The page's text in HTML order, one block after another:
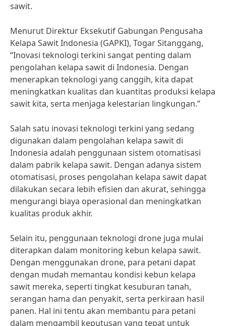
sawit.
Menurut Direktur Eksekutif Gabungan Pengusaha
Kelapa Sawit Indonesia (GAPKI), Togar Sitanggang,
“Inovasi teknologi terkini sangat penting dalam
pengolahan kelapa sawit di Indonesia. Dengan
menerapkan teknologi yang canggih, kita dapat
meningkatkan kualitas dan kuantitas produksi kelapa
sawit kita, serta menjaga kelestarian lingkungan.”
Salah satu inovasi teknologi terkini yang sedang
digunakan dalam pengolahan kelapa sawit di
Indonesia adalah penggunaan sistem otomatisasi
dalam pabrik kelapa sawit. Dengan adanya sistem
otomatisasi, proses pengolahan kelapa sawit dapat
dilakukan secara lebih efisien dan akurat, sehingga
mengurangi biaya operasional dan meningkatkan
kualitas produk akhir.
Selain itu, penggunaan teknologi drone juga mulai
diterapkan dalam monitoring kebun kelapa sawit.
Dengan menggunakan drone, para petani dapat
dengan mudah memantau kondisi kebun kelapa
sawit mereka, seperti tingkat kesuburan tanah,
serangan hama dan penyakit, serta perkiraan hasil
panen. Hal ini tentu akan membantu para petani
dalam mengambil keputusan yang tepat untuk